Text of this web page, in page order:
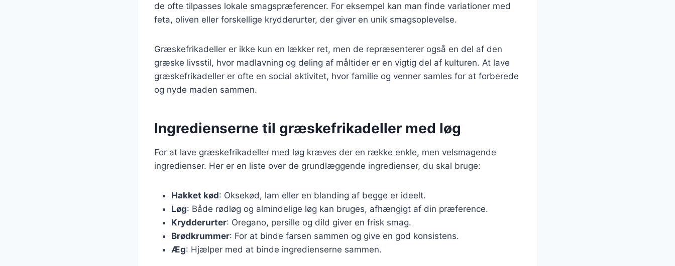
de ofte tilpasses lokale smagspræferencer. For eksempel kan man finde variationer med
feta, oliven eller forskellige krydderurter, der giver en unik smagsoplevelse.
Græskefrikadeller er ikke kun en lækker ret, men de repræsenterer også en del af den
græske livsstil, hvor madlavning og deling af måltider er en vigtig del af kulturen. At lave
græskefrikadeller er ofte en social aktivitet, hvor familie og venner samles for at forberede
og nyde maden sammen.
Ingredienserne til græskefrikadeller med løg
For at lave græskefrikadeller med løg kræves der en række enkle, men velsmagende
ingredienser. Her er en liste over de grundlæggende ingredienser, du skal bruge:
Hakket kød: Oksekød, lam eller en blanding af begge er ideelt.
Løg: Både rødløg og almindelige løg kan bruges, afhængigt af din præference.
Krydderurter: Oregano, persille og dild giver en frisk smag.
Brødkrummer: For at binde farsen sammen og give en god konsistens.
Æg: Hjælper med at binde ingredienserne sammen.